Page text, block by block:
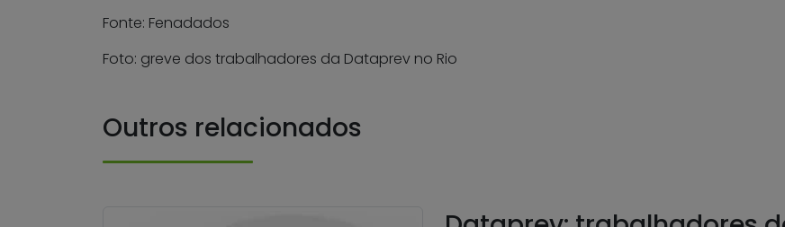
Fonte: Fenadados
Foto: greve dos trabalhadores da Dataprev no Rio
Outros relacionados